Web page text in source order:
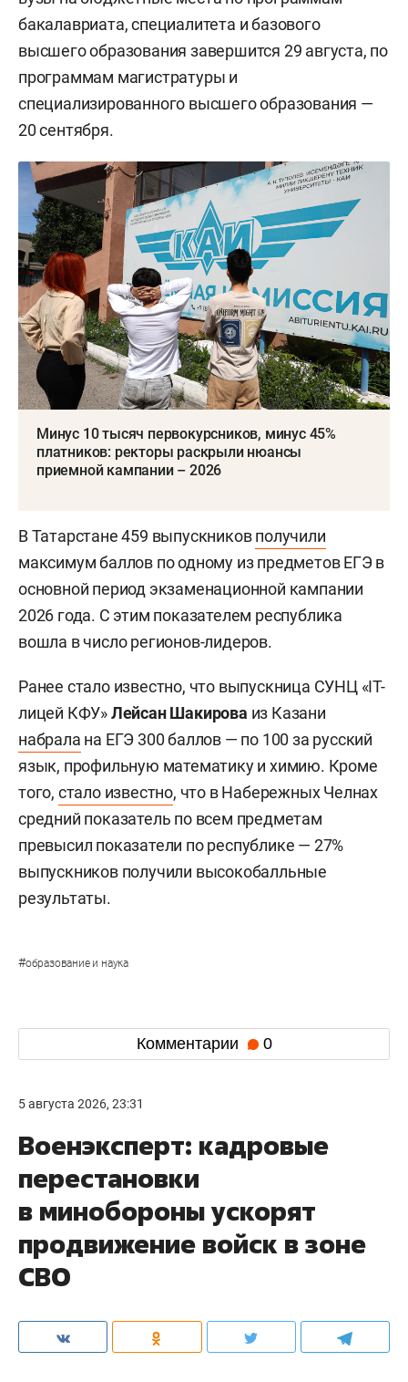
бакалавриата, специалитета и базового
высшего образования завершится 29 августа, по
программам магистратуры и
специализированного высшего образования —
20 сентября.
Минус 10 тысяч первокурсников, минус 45%
платников: ректоры раскрыли нюансы
приемной кампании – 2026
В Татарстане 459 выпускниковполучили
максимум баллов по одному из предметов ЕГЭ в
основной период экзаменационной кампании
2026 года. С этим показателем республика
вошла в число регионов-лидеров.
Ранее стало известно, что выпускница СУНЦ «IT-
лицей КФУ»Лейсан Шакирова из Казани
набрала на ЕГЭ 300 баллов — по 100 за русский
язык, профильную математику и химию. Кроме
того, стало известно, что в Набережных Челнах
средний показатель по всем предметам
превысил показатели по республике — 27%
выпускников получили высокобалльные
результаты.
#образование и наука
Комментарии 0
5 августа 2026, 23:31
Военэксперт: кадровые
перестановки
в минобороны ускорят
продвижение войск в зоне
СВО